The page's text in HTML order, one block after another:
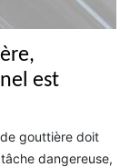
est
gouttière doit
dangereuse,